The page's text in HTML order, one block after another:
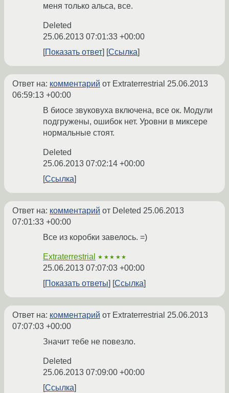
меня только альса, все.
Deleted
25.06.2013 07:01:33 +00:00
Показать ответ
Ссылка
Ответ на: комментарий от Extraterrestrial 25.06.2013
06:59:13 +00:00
В биосе звуковуха включена, все ок. Модули
подгружены, ошибок нет. Уровни в миксере
нормальные стоят.
Deleted
25.06.2013 07:02:14 +00:00
Ссылка
Ответ на: комментарий от Deleted 25.06.2013
07:01:33 +00:00
Все из коробки завелось. =)
Extraterrestrial ★★★★★
25.06.2013 07:07:03 +00:00
Показать ответы
Ссылка
Ответ на: комментарий от Extraterrestrial 25.06.2013
07:07:03 +00:00
Значит тебе не повезло.
Deleted
25.06.2013 07:09:00 +00:00
Ссылка